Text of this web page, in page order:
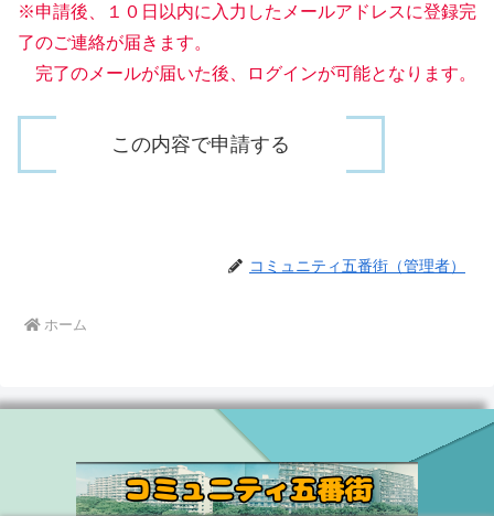
※申請後、１０日以内に入力したメールアドレスに登録完
了のご連絡が届きます。
完了のメールが届いた後、ログインが可能となります。
コミュニティ五番街（管理者）
ホーム